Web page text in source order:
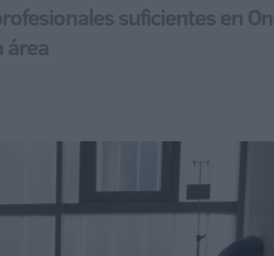
suficientes en
área